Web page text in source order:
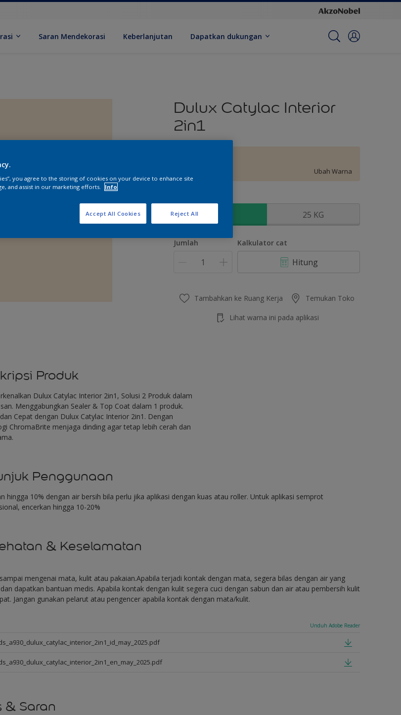
Saran Mendekorasi Keberlanjutan Dapatkan dukungan
Dulux Catylac Interior
2in1
Ubah Warna
25 KG
Jumlah Kalkulator cat
Hitung
Tambahkan ke Ruang Kerja Temukan Toko
Lihat warna ini pada aplikasi
Produk
Dulux Catylac Interior 2in1, Solusi 2 Produk dalam
Menggabungkan Sealer & Top Coat dalam 1 produk.
Cepat dengan Dulux Catylac Interior 2in1. Dengan
ChromaBrite menjaga dinding agar tetap lebih cerah dan
Penggunaan
hingga 10% dengan air bersih bila perlu jika aplikasi dengan kuas atau roller. Untuk aplikasi semprot
encerkan hingga 10-20%
& Keselamatan
sampai mengenai mata, kulit atau pakaian.Apabila terjadi kontak dengan mata, segera bilas dengan air yang
dapatkan bantuan medis. Apabila kontak dengan kulit segera cuci dengan sabun dan air atau pembersih kulit
Jangan gunakan pelarut atau pengencer apabila kontak dengan mata/kulit.
Unduh Adobe Reader
& Saran
you agree to the storing of cookies on your device to enhance site
and assist in our marketing efforts.
Info
Reject All
Accept All Cookies